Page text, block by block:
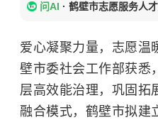
问AI · 鹤壁市志愿服务人
爱心凝聚力量，志愿温
壁市委社会工作部获悉
层高效能治理，巩固拓
融合模式，鹤壁市拟建